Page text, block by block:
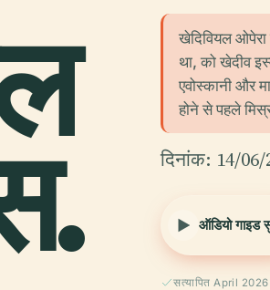
खेदिवियल
था, को खेदीव
एवोस्कानी और
होने से पहले
दिनांक: 14/06/
ऑडियो गाइड
सत्यापित April 2026